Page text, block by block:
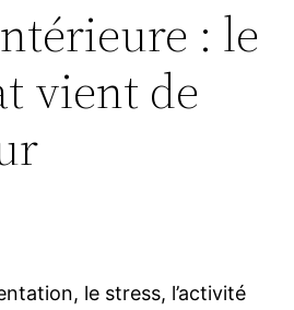
: le
vient de
le stress, l’activité